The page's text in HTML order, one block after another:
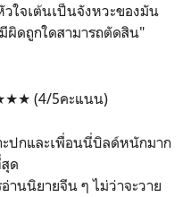
ใจเต้นเป็นจังหวะของมัน
ผิดถูกใดสามารถตัดสิน"
(4/5คะแนน)
ปกและเพื่อนนี่บิลด์หนักมาก
ด
านนิยายจีน ๆ ไม่ว่าจะวาย